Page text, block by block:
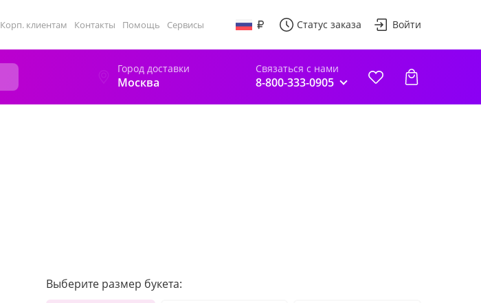
Корп. клиентам Контакты Помощь Сервисы Статус заказа Войти
Город доставки
Москва
Связаться с нами
8-800-333-0905
Выберите размер букета: